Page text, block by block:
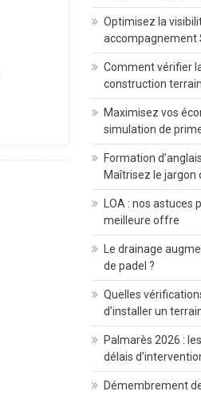
Optimisez la
accompagnement
Comment vérifier
construction
Maximisez vos
simulation de
Formation
Maîtrisez le jargon
LOA : nos
meilleure offre
Le drainage
de padel ?
Quelles
d’installer un
Palmarès 2026 :
délais
Démembrement